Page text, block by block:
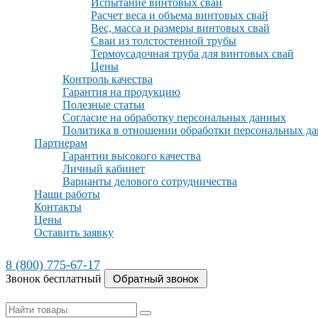
Испытание винтовых свай
Расчет веса и объема винтовых свай
Вес, масса и размеры винтовых свай
Сваи из толстостенной трубы
Термоусадочная труба для винтовых свай
Цены
Контроль качества
Гарантия на продукцию
Полезные статьи
Согласие на обработку персональных данных
Политика в отношении обработки персональных
Партнерам
Гарантии высокого качества
Личный кабинет
Варианты делового сотрудничества
Наши работы
Контакты
Цены
Оставить заявку
8 (800) 775-67-17
Звонок бесплатный